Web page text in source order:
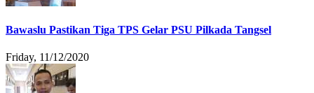
Bawaslu Pastikan Tiga TPS Gelar PSU Pilkada Tangsel
Friday, 11/12/2020